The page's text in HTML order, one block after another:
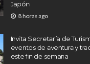
Japón
8 horas ago
Invita Secretaría de
eventos de aventura y
este fin de semana